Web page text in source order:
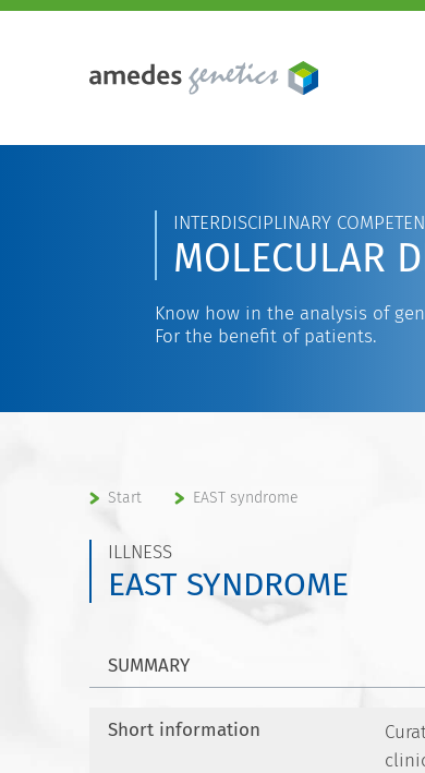
INTERDISCIPLINARY
MOLECULAR
Know how in the analysis of
For the benefit of patients.
Start EAST syndrome
ILLNESS
EAST SYNDROME
SUMMARY
Short information